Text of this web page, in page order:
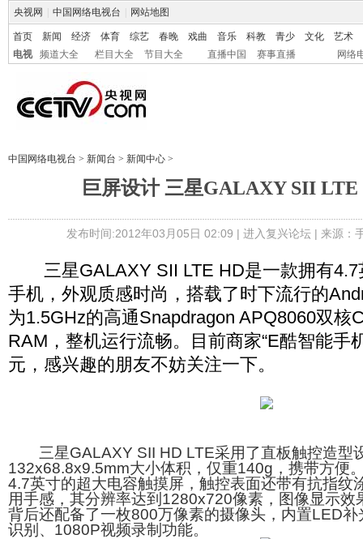
央视网 中国网络电视台 网站地图
首页 新闻 经济 体育 综艺 春晚 戏曲 音乐 科教 青少 文化
艺术
电视
频道大全 栏目大全 节目大全 直播中国 赛事直播 网络
中国网络电视台 > 新闻台 > 新闻中心 >
巨屏设计 三星GALAXY SII LTE
发布时间:2012年03月05日 02:09 | 进入复兴论坛| 来源：
三星GALAXY SII LTE HD是一款拥有4.7
手机，外观质感时尚，搭载了时下流行的
为1.5GHz的高通Snapdragon APQ8060双核
RAM，整机运行流畅。目前商家“E酷智能手
元，感兴趣的朋友不妨关注一下。
三星GALAXY SII HD LTE采用了直板触控造型
132x68.8x9.5mm大小体积，仅重140g，携带方便
4.7英寸的超大电容触摸屏，触控表面还带有抗指纹
用手感，其分辨率达到1280x720像素，图像显示效
背后还配备了一枚800万像素的摄像头，内置LED
识别、1080P视频录制功能。